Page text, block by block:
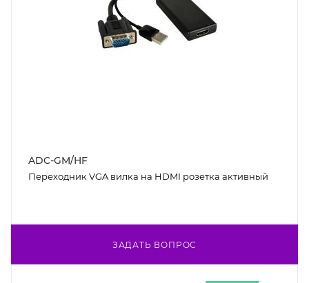
ADC-GM/HF
Переходник VGA вилка на HDMI розетка активный
ЗАДАТЬ ВОПРОС